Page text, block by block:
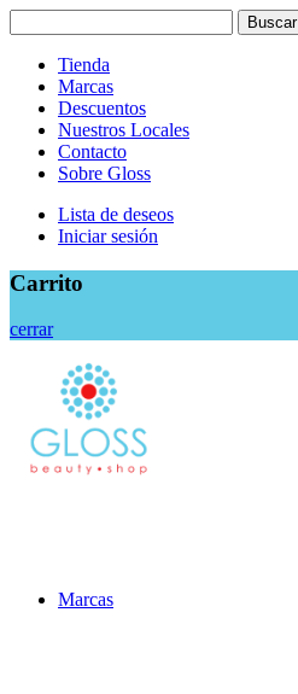
for:
Buscar
Tienda
Marcas
Descuentos
Nuestros Locales
Contacto
Sobre Gloss
Lista de deseos
Iniciar sesión
Carrito
cerrar
Marcas